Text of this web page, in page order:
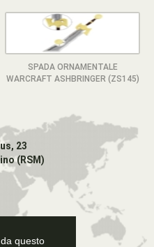
questo
SPADA ORNAMENTALE
WARCRAFT ASHBRINGER (ZS145)
23
(RSM)